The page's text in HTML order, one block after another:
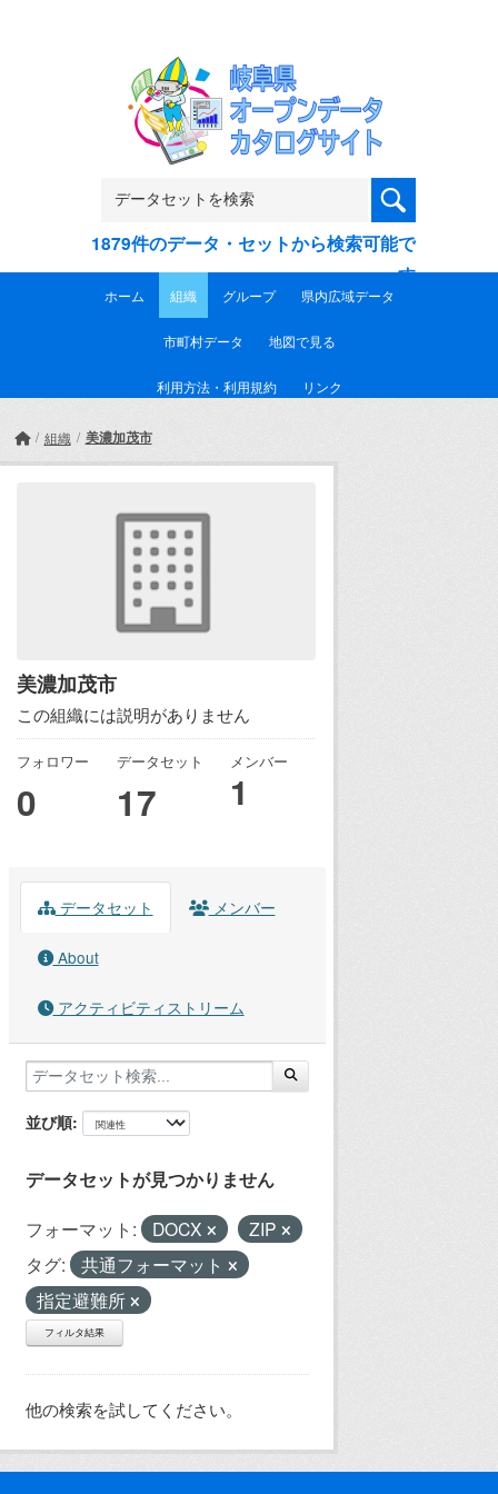
1879件のデータ・セットから検索可能で
す
ホーム 組織 グループ 県内広域データ
市町村データ 地図で見る
利用方法・利用規約 リンク
組織 美濃加茂市
美濃加茂市
この組織には説明がありません
フォロワー
0
データセット
17
メンバー
1
データセット メンバー
About
アクティビティストリーム
並び順
データセットが見つかりません
フォーマット: DOCX
ZIP
タグ:
共通フォーマット
指定避難所
フィルタ結果
他の検索を試してください。